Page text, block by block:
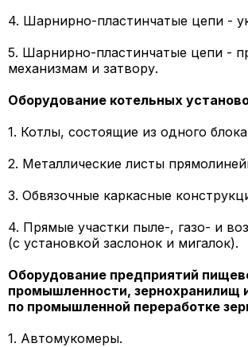
4. Шарнирно-пластинчатые цепи -
5. Шарнирно-пластинчатые цепи -
механизмам и затвору.
Оборудование котельных
1. Котлы, состоящие из одного
2. Металлические листы
3. Обвязочные каркасные
4. Прямые участки пыле-, газо- и
(с установкой заслонок и мигалок).
Оборудование предприятий
промышленности, зернохранилищ
по промышленной переработке
1. Автомукомеры.